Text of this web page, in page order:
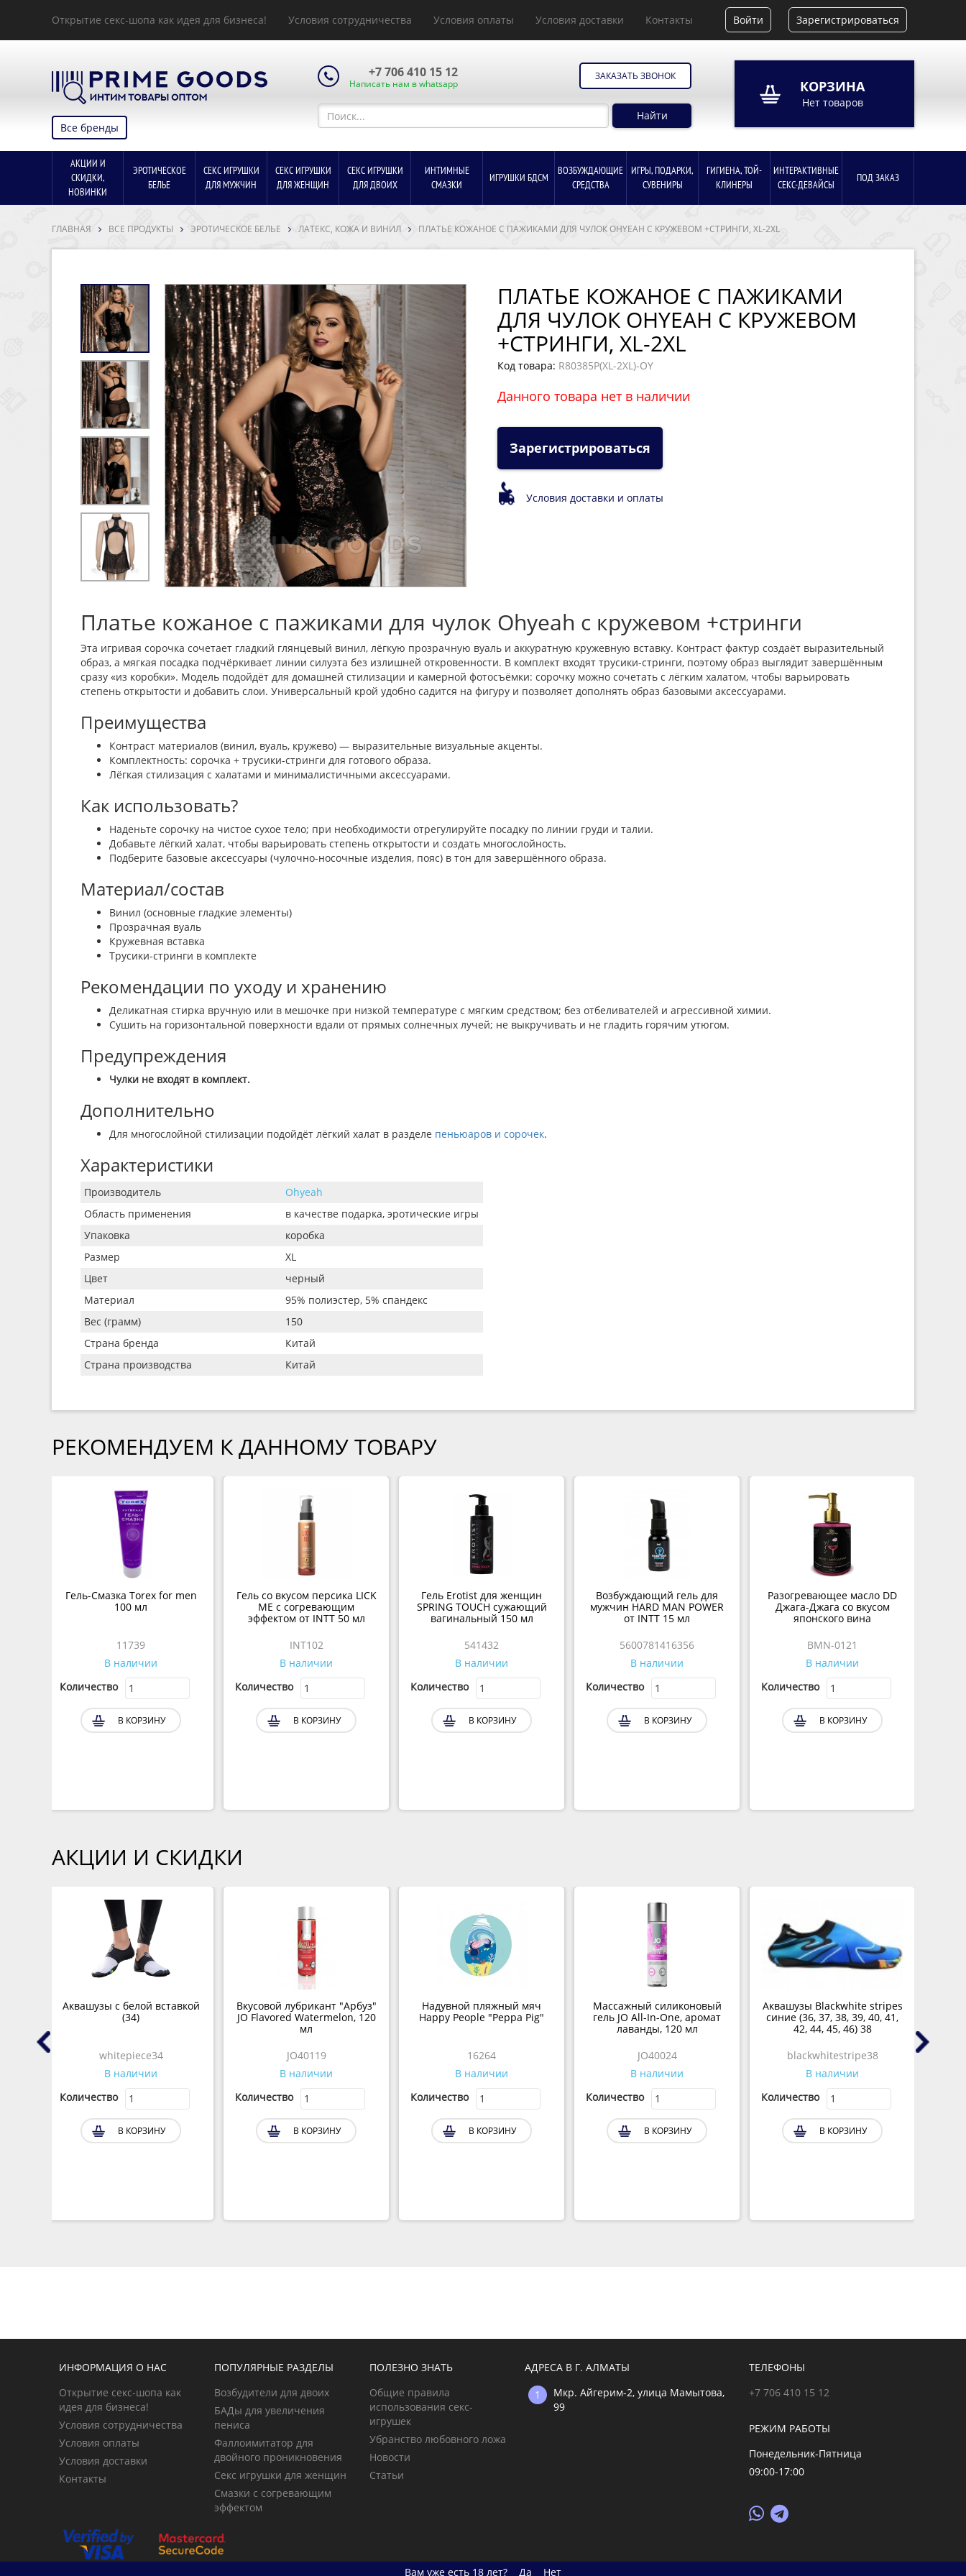
Открытие секс-шопа как идея для бизнеса! Условия сотрудничества Условия оплаты Условия доставки Контакты Войти Зарегистрироваться
Все бренды
+7 706 410 15 12
Написать нам в whatsapp
ЗАКАЗАТЬ ЗВОНОК
Найти
КОРЗИНА
Нет товаров
АКЦИИ И
СКИДКИ,
НОВИНКИ
ЭРОТИЧЕСКОЕ
БЕЛЬЕ
СЕКС ИГРУШКИ
ДЛЯ МУЖЧИН
СЕКС ИГРУШКИ
ДЛЯ ЖЕНЩИН
СЕКС ИГРУШКИ
ДЛЯ ДВОИХ
ИНТИМНЫЕ
СМАЗКИ
ИГРУШКИ БДСМ
ВОЗБУЖДАЮЩИЕ
СРЕДСТВА
ИГРЫ, ПОДАРКИ,
СУВЕНИРЫ
ГИГИЕНА, ТОЙ-
КЛИНЕРЫ
ИНТЕРАКТИВНЫЕ
СЕКС-ДЕВАЙСЫ
ПОД ЗАКАЗ
ГЛАВНАЯ ВСЕ ПРОДУКТЫ ЭРОТИЧЕСКОЕ БЕЛЬЕ ЛАТЕКС, КОЖА И ВИНИЛ ПЛАТЬЕ КОЖАНОЕ С ПАЖИКАМИ ДЛЯ ЧУЛОК OHYEAH С КРУЖЕВОМ +СТРИНГИ, XL-2XL
ПЛАТЬЕ КОЖАНОЕ С ПАЖИКАМИ
ДЛЯ ЧУЛОК OHYEAH С КРУЖЕВОМ
+СТРИНГИ, XL-2XL
Код товара: R80385P(XL-2XL)-OY
Данного товара нет в наличии
Зарегистрироваться
Условия доставки и оплаты
Платье кожаное с пажиками для чулок Ohyeah с кружевом +стринги
Эта игривая сорочка сочетает гладкий глянцевый винил, лёгкую прозрачную вуаль и аккуратную кружевную вставку. Контраст фактур создаёт выразительный
образ, а мягкая посадка подчёркивает линии силуэта без излишней откровенности. В комплект входят трусики-стринги, поэтому образ выглядит завершённым
сразу «из коробки». Модель подойдёт для домашней стилизации и камерной фотосъёмки: сорочку можно сочетать с лёгким халатом, чтобы варьировать
степень открытости и добавить слои. Универсальный крой удобно садится на фигуру и позволяет дополнять образ базовыми аксессуарами.
Преимущества
Контраст материалов (винил, вуаль, кружево) — выразительные визуальные акценты.
Комплектность: сорочка + трусики-стринги для готового образа.
Лёгкая стилизация с халатами и минималистичными аксессуарами.
Как использовать?
Наденьте сорочку на чистое сухое тело; при необходимости отрегулируйте посадку по линии груди и талии.
Добавьте лёгкий халат, чтобы варьировать степень открытости и создать многослойность.
Подберите базовые аксессуары (чулочно-носочные изделия, пояс) в тон для завершённого образа.
Материал/состав
Винил (основные гладкие элементы)
Прозрачная вуаль
Кружевная вставка
Трусики-стринги в комплекте
Рекомендации по уходу и хранению
Деликатная стирка вручную или в мешочке при низкой температуре с мягким средством; без отбеливателей и агрессивной химии.
Сушить на горизонтальной поверхности вдали от прямых солнечных лучей; не выкручивать и не гладить горячим утюгом.
Предупреждения
Чулки не входят в комплект.
Дополнительно
Для многослойной стилизации подойдёт лёгкий халат в разделе пеньюаров и сорочек.
Характеристики
Производитель
Ohyeah
Область применения
в качестве подарка, эротические игры
Упаковка
коробка
Размер
XL
Цвет
черный
Материал
95% полиэстер, 5% спандекс
Вес (грамм)
150
Страна бренда
Китай
Страна производства
Китай
РЕКОМЕНДУЕМ К ДАННОМУ ТОВАРУ
Гель-Смазка Torex for men
100 мл
11739
В наличии
Количество
В КОРЗИНУ
Гель со вкусом персика LICK
ME с согревающим
эффектом от INTT 50 мл
INT102
В наличии
Количество
В КОРЗИНУ
Гель Erotist для женщин
SPRING TOUCH сужающий
вагинальный 150 мл
541432
В наличии
Количество
В КОРЗИНУ
Возбуждающий гель для
мужчин HARD MAN POWER
от INTT 15 мл
5600781416356
В наличии
Количество
В КОРЗИНУ
Разогревающее масло DD
Джага-Джага со вкусом
японского вина
BMN-0121
В наличии
Количество
В КОРЗИНУ
АКЦИИ И СКИДКИ
Аквашузы с белой вставкой
(34)
whitepiece34
В наличии
Количество
В КОРЗИНУ
Вкусовой лубрикант "Арбуз"
JO Flavored Watermelon, 120
мл
JO40119
В наличии
Количество
В КОРЗИНУ
Надувной пляжный мяч
Happy People "Peppa Pig"
16264
В наличии
Количество
В КОРЗИНУ
Массажный силиконовый
гель JO All-In-One, аромат
лаванды, 120 мл
JO40024
В наличии
Количество
В КОРЗИНУ
Аквашузы Blackwhite stripes
синие (36, 37, 38, 39, 40, 41,
42, 44, 45, 46) 38
blackwhitestripe38
В наличии
Количество
В КОРЗИНУ
Вам уже есть 18 лет? Да Нет
ИНФОРМАЦИЯ О НАС
Открытие секс-шопа как
идея для бизнеса!
Условия сотрудничества
Условия оплаты
Условия доставки
Контакты
ПОПУЛЯРНЫЕ РАЗДЕЛЫ
Возбудители для двоих
БАДы для увеличения
пениса
Фаллоимитатор для
двойного проникновения
Секс игрушки для женщин
Смазки с согревающим
эффектом
ПОЛЕЗНО ЗНАТЬ
Общие правила
использования секс-
игрушек
Убранство любовного ложа
Новости
Статьи
АДРЕСА В Г. АЛМАТЫ
Мкр. Айгерим-2, улица Мамытова,
99
ТЕЛЕФОНЫ
+7 706 410 15 12
РЕЖИМ РАБОТЫ
Понедельник-Пятница
09:00-17:00